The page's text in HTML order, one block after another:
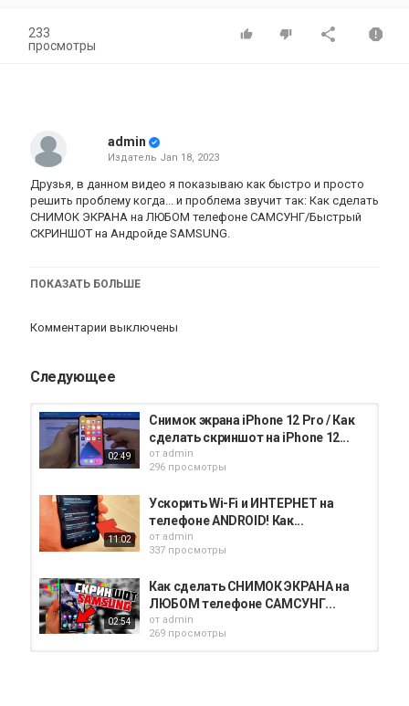
233
просмотры
admin
Издатель Jan 18, 2023
Друзья, в данном видео я показываю как быстро и просто
решить проблему когда... и проблема звучит так: Как сделать
СНИМОК ЭКРАНА на ЛЮБОМ телефоне САМСУНГ/Быстрый
СКРИНШОТ на Андройде SAMSUNG.
Категория
ПОКАЗАТЬ БОЛЬШЕ
Комментарии выключены
Следующее
02:49
Снимок экрана iPhone 12 Pro / Как
сделать скриншот на iPhone 12...
от admin
296 просмотры
11:02
Ускорить Wi-Fi и ИНТЕРНЕТ на
телефоне ANDROID! Как...
от admin
337 просмотры
02:54
Как сделать СНИМОК ЭКРАНА на
ЛЮБОМ телефоне САМСУНГ...
от admin
269 просмотры